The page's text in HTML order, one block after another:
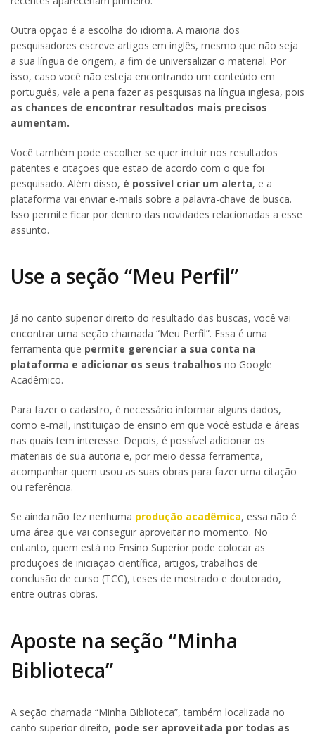
Outra opção é a escolha do idioma. A maioria dos
pesquisadores escreve artigos em inglês, mesmo que não seja
a sua língua de origem, a fim de universalizar o material. Por
isso, caso você não esteja encontrando um conteúdo em
português, vale a pena fazer as pesquisas na língua inglesa, pois
as chances de encontrar resultados mais precisos
aumentam.
Você também pode escolher se quer incluir nos resultados
patentes e citações que estão de acordo com o que foi
pesquisado. Além disso, é possível criar um alerta, e a
plataforma vai enviar e-mails sobre a palavra-chave de busca.
Isso permite ficar por dentro das novidades relacionadas a esse
assunto.
Use a seção “Meu Perfil”
Já no canto superior direito do resultado das buscas, você vai
encontrar uma seção chamada “Meu Perfil”. Essa é uma
ferramenta que permite gerenciar a sua conta na
plataforma e adicionar os seus trabalhos no Google
Acadêmico.
Para fazer o cadastro, é necessário informar alguns dados,
como e-mail, instituição de ensino em que você estuda e áreas
nas quais tem interesse. Depois, é possível adicionar os
materiais de sua autoria e, por meio dessa ferramenta,
acompanhar quem usou as suas obras para fazer uma citação
ou referência.
Se ainda não fez nenhuma produção acadêmica, essa não é
uma área que vai conseguir aproveitar no momento. No
entanto, quem está no Ensino Superior pode colocar as
produções de iniciação científica, artigos, trabalhos de
conclusão de curso (TCC), teses de mestrado e doutorado,
entre outras obras.
Aposte na seção “Minha
Biblioteca”
A seção chamada “Minha Biblioteca”, também localizada no
canto superior direito, pode ser aproveitada por todas as